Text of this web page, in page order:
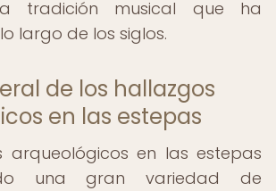
tradición musical que ha
largo de los siglos.
de los hallazgos
en las estepas
arqueológicos en las estepas
una gran variedad de